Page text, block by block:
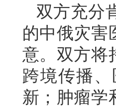
双方充分
的中俄灾害
意。双方将
跨境传播
新；肿瘤学